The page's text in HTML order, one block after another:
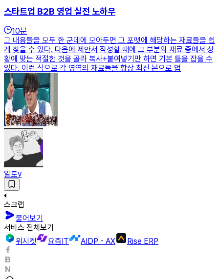
스타트업 B2B 영업 실전 노하우
10분
그 내용들을 모두 한 군데에 모아두면 그 포맷에 해당하는 재료들을 쉽
게 찾을 수 있다. 다음에 제안서 작성할 때에 그 부분의 재료 중에서 상
황에 맞는 적절한 것을 골라 복사+붙여넣기만 하면 기본 틀을 잡을 수
있다. 이런 식으로 각 영역의 재료들을 항상 최신 본으로 업
알토v
스크랩
물어보기
서비스 전체보기
위시켓
요즘IT AIDP - AX Rise ERP